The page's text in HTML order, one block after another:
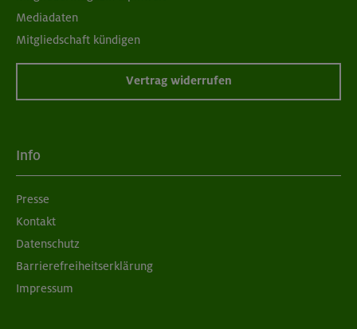
Mediadaten
Mitgliedschaft kündigen
Vertrag widerrufen
Info
Presse
Kontakt
Datenschutz
Barrierefreiheitserklärung
Impressum